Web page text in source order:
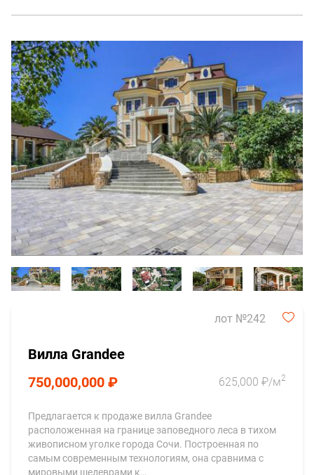
лот №242
Вилла Grandee
750,000,000 ₽
625,000 ₽/м2
Предлагается к продаже вилла Grandee
расположенная на границе заповедного леса в тихом
живописном уголке города Сочи. Построенная по
самым современным технологиям, она сравнима с
мировыми шедеврами к…